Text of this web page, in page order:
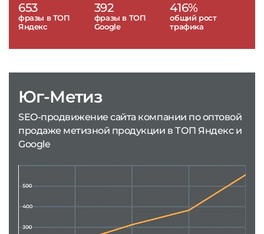
653
фразы в ТОП
Яндекс
392
фразы в ТОП
Google
416%
общий рост
трафика
Юг-Метиз
SEO-продвижение сайта компании по оптовой
продаже метизной продукции в ТОП Яндекс и
Google